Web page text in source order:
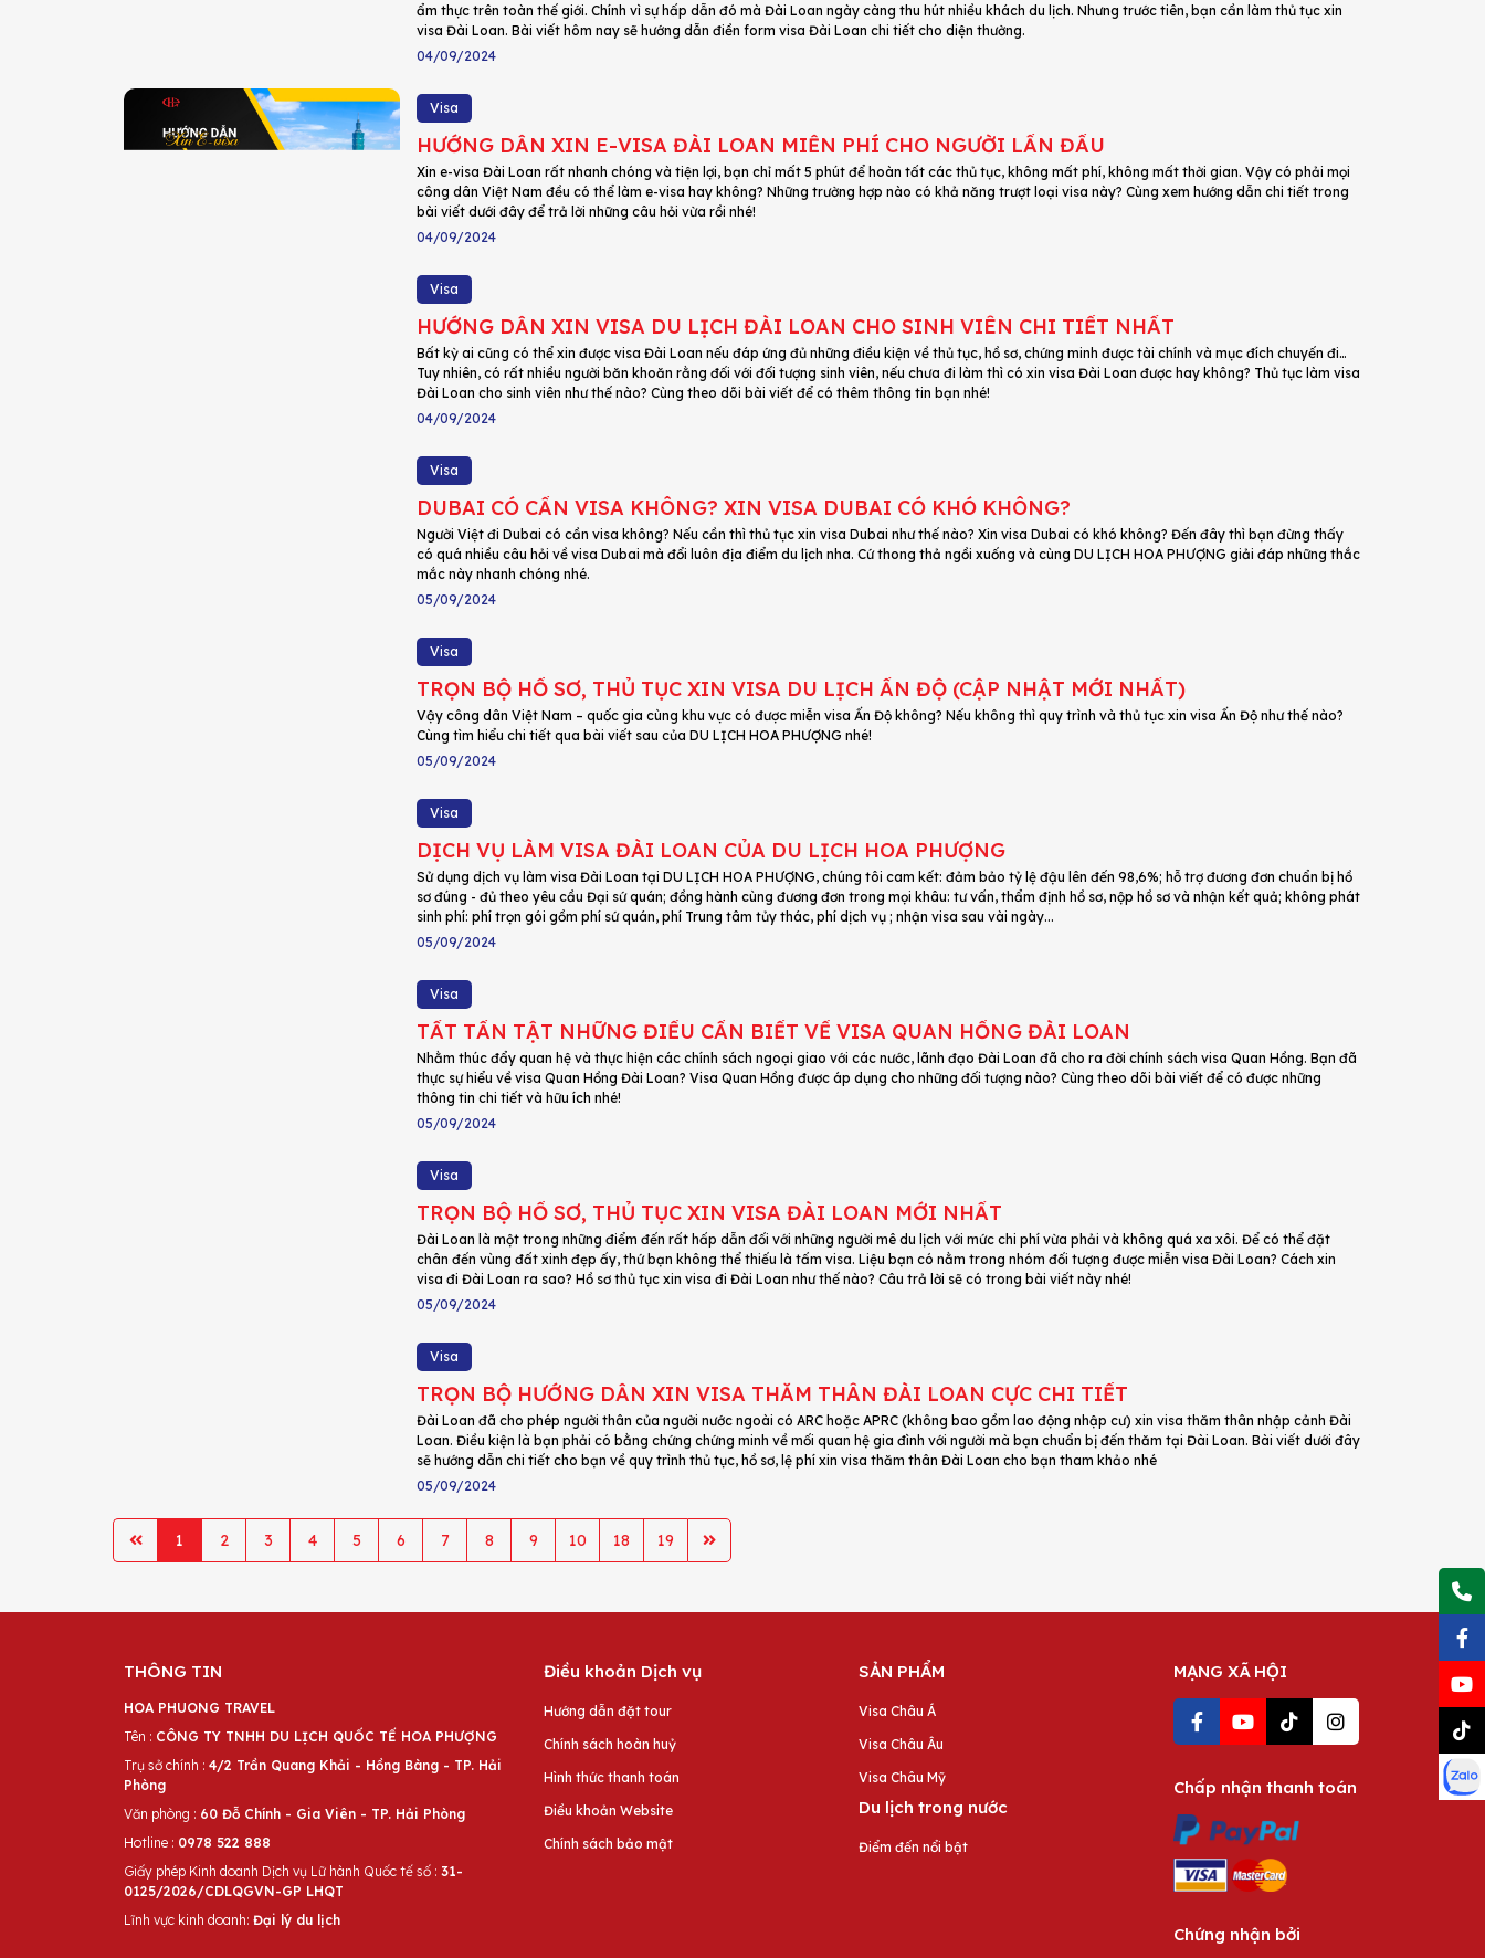
ẩm thực trên toàn thế giới. Chính vì sự hấp dẫn đó mà Đài Loan ngày càng thu hút nhiều khách du lịch. Nhưng trước tiên, bạn cần làm thủ tục xin
visa Đài Loan. Bài viết hôm nay sẽ hướng dẫn điền form visa Đài Loan chi tiết cho diện thường.
04/09/2024
Visa
HƯỚNG DẪN XIN E-VISA ĐÀI LOAN MIỄN PHÍ CHO NGƯỜI LẦN ĐẦU
Xin e-visa Đài Loan rất nhanh chóng và tiện lợi, bạn chỉ mất 5 phút để hoàn tất các thủ tục, không mất phí, không mất thời gian. Vậy có phải mọi
công dân Việt Nam đều có thể làm e-visa hay không? Những trường hợp nào có khả năng trượt loại visa này? Cùng xem hướng dẫn chi tiết trong
bài viết dưới đây để trả lời những câu hỏi vừa rồi nhé!
04/09/2024
Visa
HƯỚNG DẪN XIN VISA DU LỊCH ĐÀI LOAN CHO SINH VIÊN CHI TIẾT NHẤT
Bất kỳ ai cũng có thể xin được visa Đài Loan nếu đáp ứng đủ những điều kiện về thủ tục, hồ sơ, chứng minh được tài chính và mục đích chuyến đi…
Tuy nhiên, có rất nhiều người băn khoăn rằng đối với đối tượng sinh viên, nếu chưa đi làm thì có xin visa Đài Loan được hay không? Thủ tục làm visa
Đài Loan cho sinh viên như thế nào? Cùng theo dõi bài viết để có thêm thông tin bạn nhé!
04/09/2024
Visa
DUBAI CÓ CẦN VISA KHÔNG? XIN VISA DUBAI CÓ KHÓ KHÔNG?
Người Việt đi Dubai có cần visa không? Nếu cần thì thủ tục xin visa Dubai như thế nào? Xin visa Dubai có khó không? Đến đây thì bạn đừng thấy
có quá nhiều câu hỏi về visa Dubai mà đổi luôn địa điểm du lịch nha. Cứ thong thả ngồi xuống và cùng DU LỊCH HOA PHƯỢNG giải đáp những thắc
mắc này nhanh chóng nhé.
05/09/2024
Visa
TRỌN BỘ HỒ SƠ, THỦ TỤC XIN VISA DU LỊCH ẤN ĐỘ (CẬP NHẬT MỚI NHẤT)
Vậy công dân Việt Nam – quốc gia cùng khu vực có được miễn visa Ấn Độ không? Nếu không thì quy trình và thủ tục xin visa Ấn Độ như thế nào?
Cùng tìm hiểu chi tiết qua bài viết sau của DU LỊCH HOA PHƯỢNG nhé!
05/09/2024
Visa
DỊCH VỤ LÀM VISA ĐÀI LOAN CỦA DU LỊCH HOA PHƯỢNG
Sử dụng dịch vụ làm visa Đài Loan tại DU LỊCH HOA PHƯỢNG, chúng tôi cam kết: đảm bảo tỷ lệ đậu lên đến 98,6%; hỗ trợ đương đơn chuẩn bị hồ
sơ đúng - đủ theo yêu cầu Đại sứ quán; đồng hành cùng đương đơn trong mọi khâu: tư vấn, thẩm định hồ sơ, nộp hồ sơ và nhận kết quả; không phát
sinh phí: phí trọn gói gồm phí sứ quán, phí Trung tâm tủy thác, phí dịch vụ ; nhận visa sau vài ngày...
05/09/2024
Visa
TẤT TẦN TẬT NHỮNG ĐIỀU CẦN BIẾT VỀ VISA QUAN HỒNG ĐÀI LOAN
Nhằm thúc đẩy quan hệ và thực hiện các chính sách ngoại giao với các nước, lãnh đạo Đài Loan đã cho ra đời chính sách visa Quan Hồng. Bạn đã
thực sự hiểu về visa Quan Hồng Đài Loan? Visa Quan Hồng được áp dụng cho những đối tượng nào? Cùng theo dõi bài viết để có được những
thông tin chi tiết và hữu ích nhé!
05/09/2024
Visa
TRỌN BỘ HỒ SƠ, THỦ TỤC XIN VISA ĐÀI LOAN MỚI NHẤT
Đài Loan là một trong những điểm đến rất hấp dẫn đối với những người mê du lịch với mức chi phí vừa phải và không quá xa xôi. Để có thể đặt
chân đến vùng đất xinh đẹp ấy, thứ bạn không thể thiếu là tấm visa. Liệu bạn có nằm trong nhóm đối tượng được miễn visa Đài Loan? Cách xin
visa đi Đài Loan ra sao? Hồ sơ thủ tục xin visa đi Đài Loan như thế nào? Câu trả lời sẽ có trong bài viết này nhé!
05/09/2024
Visa
TRỌN BỘ HƯỚNG DẪN XIN VISA THĂM THÂN ĐÀI LOAN CỰC CHI TIẾT
Đài Loan đã cho phép người thân của người nước ngoài có ARC hoặc APRC (không bao gồm lao động nhập cư) xin visa thăm thân nhập cảnh Đài
Loan. Điều kiện là bạn phải có bằng chứng chứng minh về mối quan hệ gia đình với người mà bạn chuẩn bị đến thăm tại Đài Loan. Bài viết dưới đây
sẽ hướng dẫn chi tiết cho bạn về quy trình thủ tục, hồ sơ, lệ phí xin visa thăm thân Đài Loan cho bạn tham khảo nhé
05/09/2024
1 2 3 4 5 6 7 8 9 10 18 19
THÔNG TIN
HOA PHUONG TRAVEL
Tên : CÔNG TY TNHH DU LỊCH QUỐC TẾ HOA PHƯỢNG
Trụ sở chính : 4/2 Trần Quang Khải - Hồng Bàng - TP. Hải
Phòng
Văn phòng : 60 Đỗ Chính - Gia Viên - TP. Hải Phòng
Hotline : 0978 522 888
Giấy phép Kinh doanh Dịch vụ Lữ hành Quốc tế số : 31-
0125/2026/CDLQGVN-GP LHQT
Lĩnh vực kinh doanh: Đại lý du lịch
Điều khoản Dịch vụ
Hướng dẫn đặt tour
Chính sách hoàn huỷ
Hình thức thanh toán
Điều khoản Website
Chính sách bảo mật
SẢN PHẨM
Visa Châu Á
Visa Châu Âu
Visa Châu Mỹ
Du lịch trong nước
Điểm đến nổi bật
MẠNG XÃ HỘI
Chấp nhận thanh toán
Chứng nhận bởi